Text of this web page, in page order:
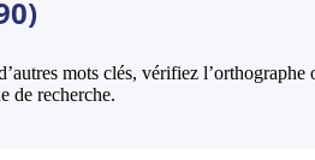
mots clés, vérifiez l’orthographe
de recherche.